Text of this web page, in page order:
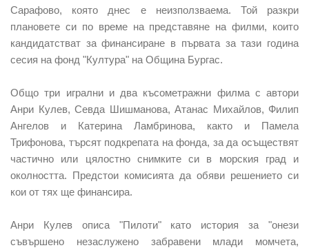
Сарафово, която днес е неизползваема. Той разкри
плановете си по време на представяне на филми, които
кандидатстват за финансиране в първата за тази година
сесия на фонд "Култура" на Община Бургас.
Общо три игрални и два късометражни филма с автори
Анри Кулев, Севда Шишманова, Атанас Михайлов, Филип
Ангелов и Катерина Ламбринова, както и Памела
Трифонова, търсят подкрепата на фонда, за да осъществят
частично или цялостно снимките си в морския град и
околността. Предстои комисията да обяви решението си
кои от тях ще финансира.
Анри Кулев описа "Пилоти" като история за "онези
съвършено незаслужено забравени млади момчета,